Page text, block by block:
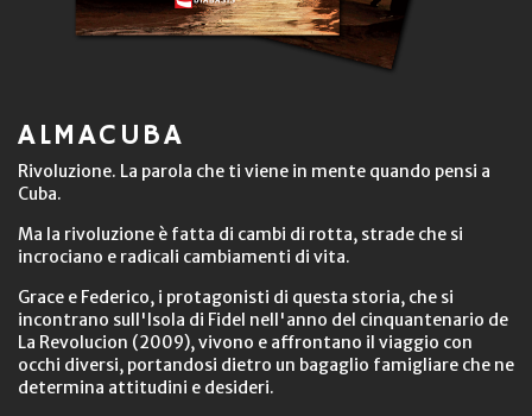
ALMACUBA
Rivoluzione. La parola che ti viene in mente quando pensi a
Cuba.
Ma la rivoluzione è fatta di cambi di rotta, strade che si
incrociano e radicali cambiamenti di vita.
Grace e Federico, i protagonisti di questa storia, che si
incontrano sull'Isola di Fidel nell'anno del cinquantenario de
La Revolucion (2009), vivono e affrontano il viaggio con
occhi diversi, portandosi dietro un bagaglio famigliare che ne
determina attitudini e desideri.